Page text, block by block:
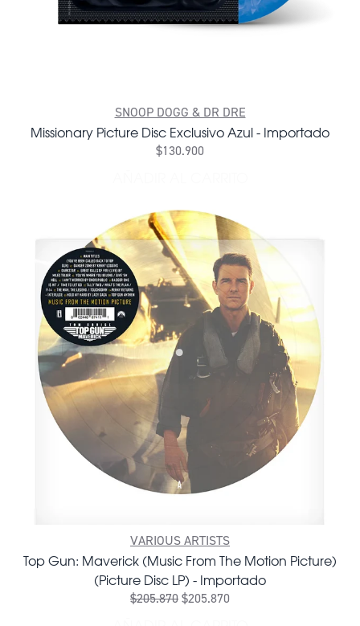
SNOOP DOGG & DR DRE
Missionary Picture Disc Exclusivo Azul - Importado
$130.900
VARIOUS ARTISTS
Top Gun: Maverick (Music From The Motion Picture)
(Picture Disc LP) - Importado
$205.870$205.870